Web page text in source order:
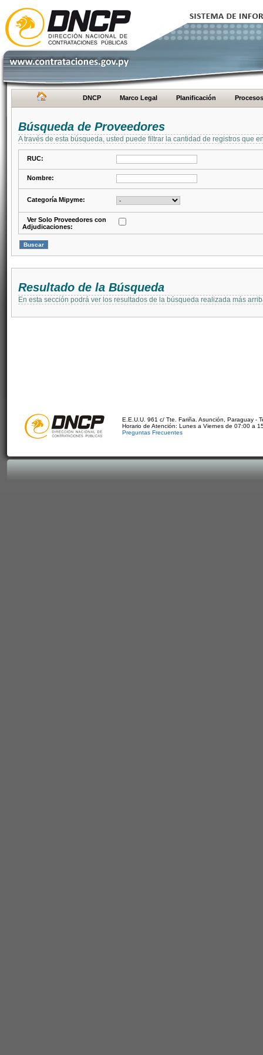
DNCP Marco Legal Planificación Procesos
Búsqueda de Proveedores
A través de esta búsqueda, usted puede filtrar la cantidad de registros que
RUC:
Nombre:
Categoría Mipyme:
Ver Solo Proveedores con
Adjudicaciones:
Resultado de la Búsqueda
En esta sección podrá ver los resultados de la búsqueda realizada más
E.E.U.U. 961 c/ Tte. Fariña. Asunción, Paraguay -
Horario de Atención: Lunes a Viernes de 07:00 a
Preguntas Frecuentes